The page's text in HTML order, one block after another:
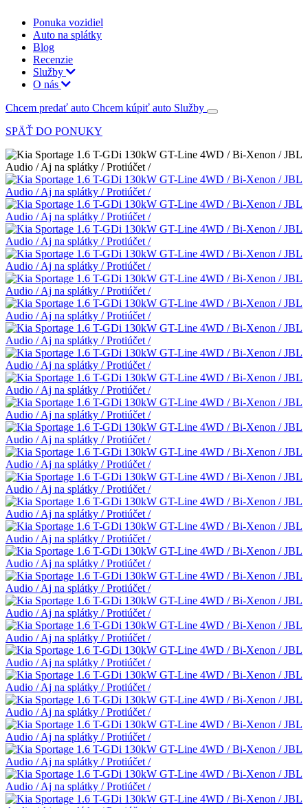
Ponuka vozidiel
Auto na splátky
Blog
Recenzie
Služby
O nás
Chcem predať auto Chcem kúpiť auto Služby
SPÄŤ DO PONUKY